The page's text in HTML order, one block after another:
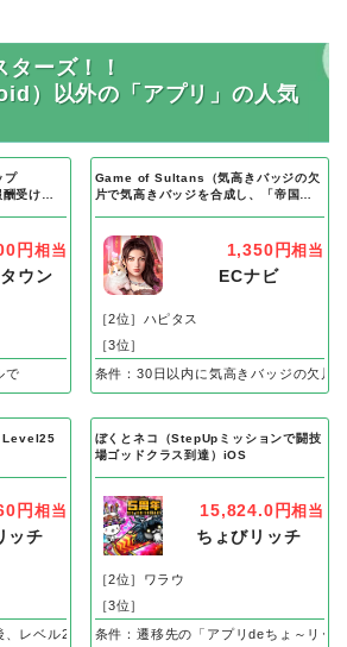
ーズ！！
）以外の「アプリ」の人気
プ
受け取
円相当
ウン
で
Game of Sultans（気高きバッジの欠
片で気高きバッジを合成し、「帝国五
1,350円相当
ECナビ
［2位］ハピタス
［3位］
条件：30日以内に気高きバッジの欠片
Level25
円 相当
ッチ
、レベル25到達で成果
ぼくとネコ（StepUpミッションで闘技
場ゴッドクラス到達）iOS
15,824.0円相当
ちょびリッチ
［2位］ワラウ
［3位］
条件：遷移先の「アプリdeちょ～リッ